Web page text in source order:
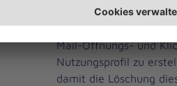
Brevo
Newsletter
Checkbox
Ja, ich möchte einen
Newsletter erhalten.
Mail-Öffnungs- und
Nutzungsprofil zu
damit die Löschung